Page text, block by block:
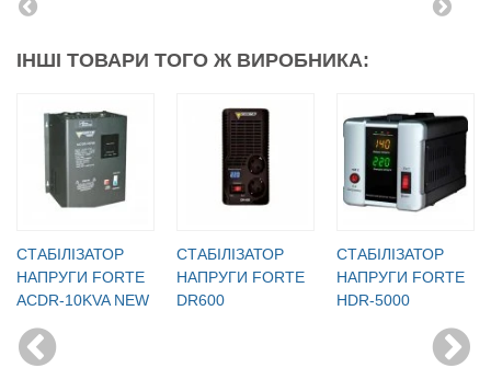
ІНШІ ТОВАРИ ТОГО Ж ВИРОБНИКА:
CТАБІЛІЗАТОР
НАПРУГИ FORTE
ACDR-10KVA NEW
CТАБІЛІЗАТОР
НАПРУГИ FORTE
DR600
CТАБІЛІЗАТОР
НАПРУГИ FORTE
HDR-5000